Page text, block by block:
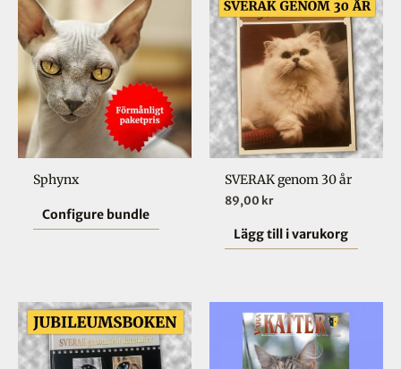
Sphynx
Configure bundle
SVERAK genom 30 år
89,00 kr
Lägg till i varukorg
39,00 kr
till
50,00 kr
Den
här
produkten